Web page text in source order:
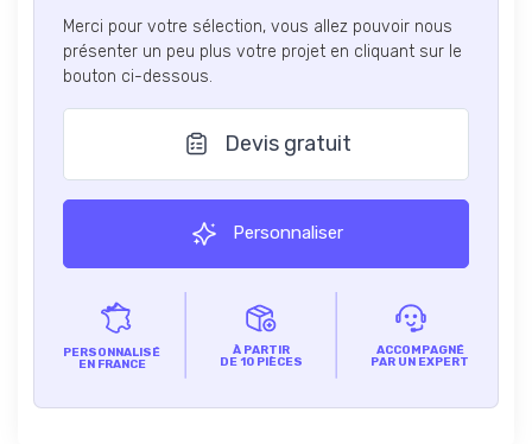
Merci pour votre sélection, vous allez pouvoir nous
présenter un peu plus votre projet en cliquant sur le
bouton ci-dessous.
Devis gratuit
Personnaliser
PERSONNALISÉ
EN FRANCE
À PARTIR
DE 10 PIÈCES
ACCOMPAGNÉ
PAR UN EXPERT